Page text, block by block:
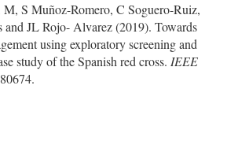
M, S Muñoz-Romero, C Soguero-Ruiz,
and JL Rojo- Alvarez (2019). Towards
using exploratory screening and
study of the Spanish red cross. IEEE